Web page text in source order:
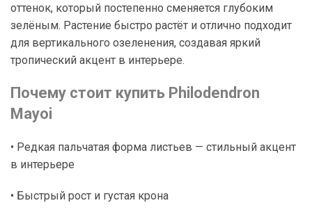
оттенок, который постепенно сменяется глубоким
зелёным. Растение быстро растёт и отлично подходит
для вертикального озеленения, создавая яркий
тропический акцент в интерьере.
Почему стоит купить Philodendron
Mayoi
• Редкая пальчатая форма листьев — стильный акцент
в интерьере
• Быстрый рост и густая крона